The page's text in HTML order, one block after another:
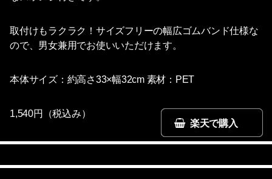
取付けもラクラク！サイズフリーの幅広ゴムバンド仕様な
ので、男女兼用でお使いいただけます。
本体サイズ：約高さ33×幅32cm 素材：PET
楽天で購入
1,540円（税込み）